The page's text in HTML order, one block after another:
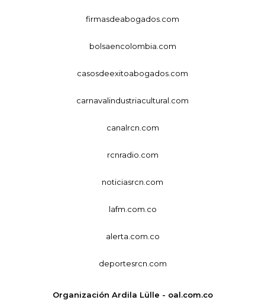
firmasdeabogados.com
bolsaencolombia.com
casosdeexitoabogados.com
carnavalindustriacultural.com
canalrcn.com
rcnradio.com
noticiasrcn.com
lafm.com.co
alerta.com.co
deportesrcn.com
Organización Ardila Lülle - oal.com.co